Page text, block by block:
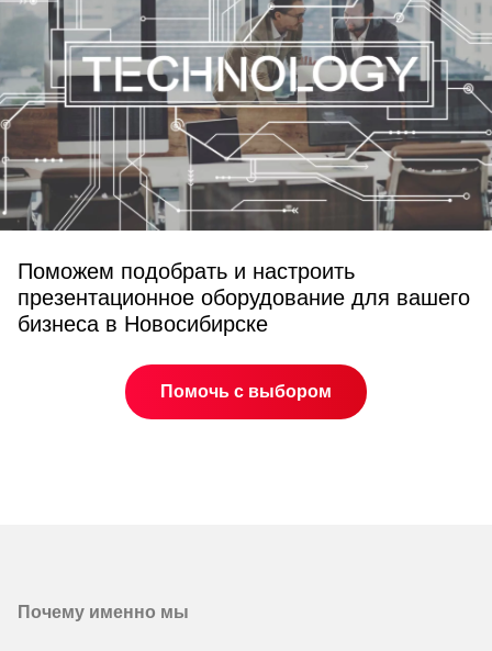
Поможем подобрать и настроить
презентационное оборудование для вашего
бизнеса в Новосибирске
Помочь с выбором
Почему именно мы